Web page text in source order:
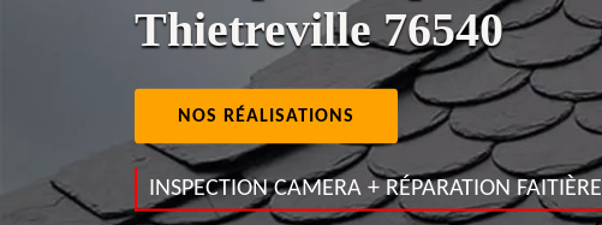
Thietreville 76540
NOS RÉALISATIONS
INSPECTION CAMERA + RÉPARATION FAITIÈRE